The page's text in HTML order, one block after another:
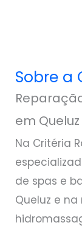
Sobre a
em Queluz
Na Critéria
de spas e
Queluz e